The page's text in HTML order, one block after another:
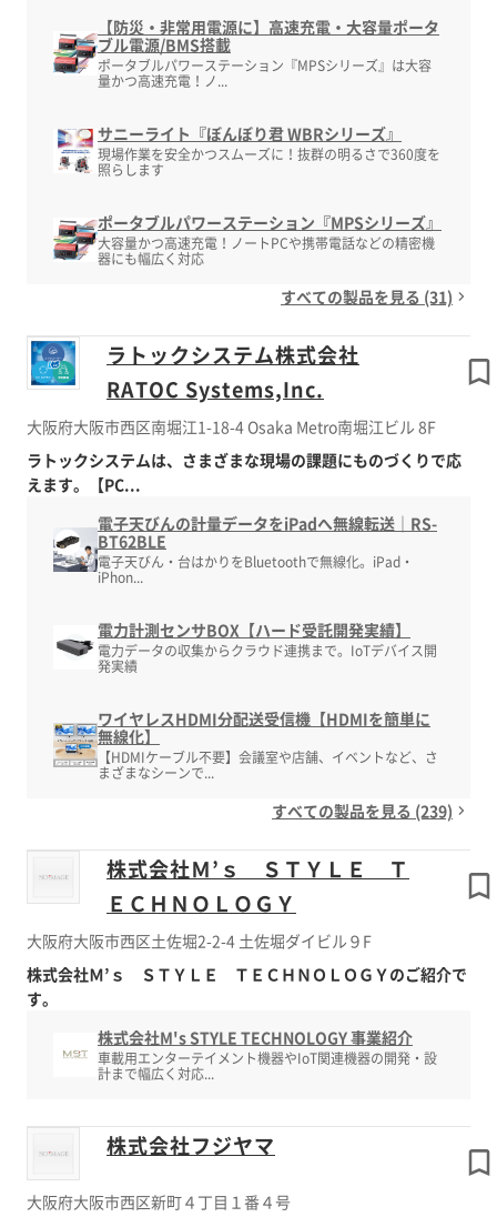
【防災・非常用電源に】高速充電・大容量ポータ
ブル電源/BMS搭載
ポータブルパワーステーション『MPSシリーズ』は大容
量かつ高速充電！ノ...
サニーライト『ぼんぼり君 WBRシリーズ』
現場作業を安全かつスムーズに！抜群の明るさで360度を
照らします
ポータブルパワーステーション『MPSシリーズ』
大容量かつ高速充電！ノートPCや携帯電話などの精密機
器にも幅広く対応
すべての製品を見る (31)
ラトックシステム株式会社
RATOC Systems,Inc.
大阪府大阪市西区南堀江1-18-4 Osaka Metro南堀江ビル 8F
ラトックシステムは、さまざまな現場の課題にものづくりで応
えます。【PC...
電子天びんの計量データをiPadへ無線転送｜RS-
BT62BLE
電子天びん・台はかりをBluetoothで無線化。iPad・
iPhon...
電力計測センサBOX【ハード受託開発実績】
電力データの収集からクラウド連携まで。IoTデバイス開
発実績
ワイヤレスHDMI分配送受信機【HDMIを簡単に
無線化】
【HDMIケーブル不要】会議室や店舗、イベントなど、さ
まざまなシーンで...
すべての製品を見る (239)
株式会社Ｍ’ｓ ＳＴＹＬＥ Ｔ
ＥＣＨＮＯＬＯＧＹ
大阪府大阪市西区土佐堀2-2-4 土佐堀ダイビル９F
株式会社Ｍ’ｓ ＳＴＹＬＥ ＴＥＣＨＮＯＬＯＧＹのご紹介で
す。
株式会社M's STYLE TECHNOLOGY 事業紹介
車載用エンターテイメント機器やIoT関連機器の開発・設
計まで幅広く対応...
株式会社フジヤマ
大阪府大阪市西区新町４丁目１番４号